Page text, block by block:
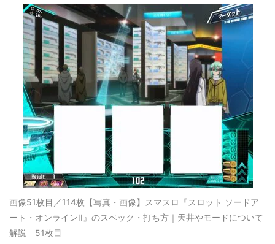
画像51枚目／114枚 【写真・画像】スマスロ『スロット ソードア
ート・オンラインII』のスペック・打ち方｜天井やモードについて
解説 51枚目